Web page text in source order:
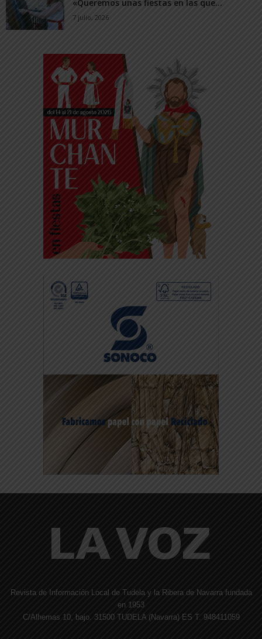
«Queremos unas fiestas en las que...
7 julio, 2026
Revista de Información Local de Tudela y la Ribera de Navarra fundada
en 1953
C/Alhemas 10, bajo. 31500 TUDELA (Navarra) ES T. 948411059